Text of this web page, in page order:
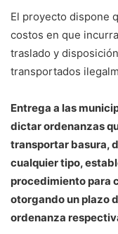
El proyecto dispone
costos en que
traslado y
transportados
Entrega a las
dictar ordenanzas
transportar basura,
cualquier tipo,
procedimiento para
otorgando un plazo
ordenanza